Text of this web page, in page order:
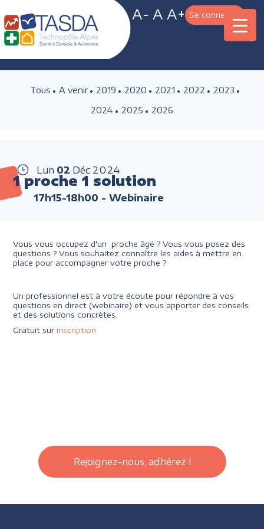
A- A A+ Se connecter
Tous A venir 2019 2020 2021 2022
2023
2024
2025 2026
Lun 02 Déc 2024
1 proche 1 solution
17h15-18h00 - Webinaire
Vous vous occupez d'un proche âgé ? Vous vous posez des
questions ? Vous souhaitez connaître les aides à mettre en
place pour accompagner votre proche ?
Un professionnel est à votre écoute pour répondre à vos
questions en direct (webinaire) et vous apporter des conseils
et des solutions concrètes.
Gratuit sur inscription
Rejoignez-nous, adhérez !